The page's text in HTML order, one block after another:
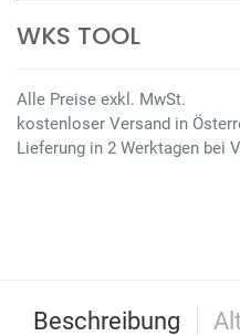
WKS TOOL
Alle Preise exkl. MwSt.
kostenloser Versand in
Lieferung in 2 Werktagen bei
Beschreibung